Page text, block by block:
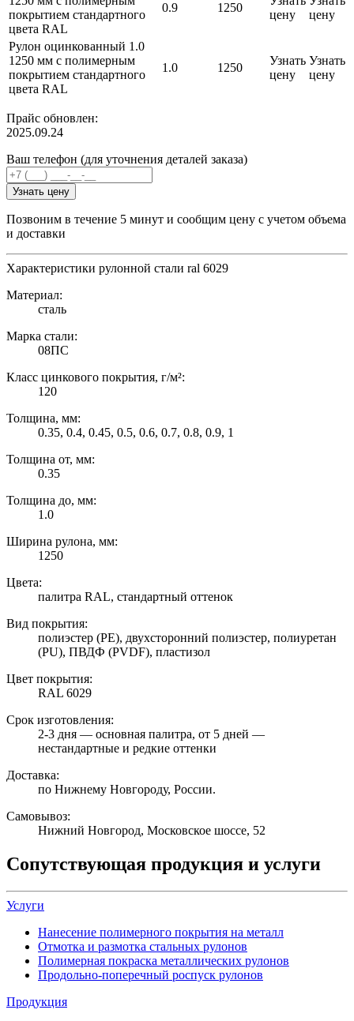
покрытием стандартного
цвета RAL
0.9 1250
цену
цену
Рулон оцинкованный 1.0
1250 мм с полимерным
покрытием стандартного
цвета RAL
1.0 1250
Узнать
цену
Узнать
цену
Прайс обновлен:
2025.09.24
Ваш телефон (для уточнения деталей заказа)
Узнать цену
Позвоним в течение 5 минут и сообщим цену с учетом объема
и доставки
Характеристики рулонной стали ral 6029
Материал:
сталь
Марка стали:
08ПС
Класс цинкового покрытия, г/м²:
120
Толщина, мм:
0.35, 0.4, 0.45, 0.5, 0.6, 0.7, 0.8, 0.9, 1
Толщина от, мм:
0.35
Толщина до, мм:
1.0
Ширина рулона, мм:
1250
Цвета:
палитра RAL, стандартный оттенок
Вид покрытия:
полиэстер (PE), двухсторонний полиэстер, полиуретан
(PU), ПВДФ (PVDF), пластизол
Цвет покрытия:
RAL 6029
Срок изготовления:
2-3 дня — основная палитра, от 5 дней —
нестандартные и редкие оттенки
Доставка:
по Нижнему Новгороду, России.
Самовывоз:
Нижний Новгород, Московское шоссе, 52
Сопутствующая продукция и услуги
Услуги
Нанесение полимерного покрытия на металл
Отмотка и размотка стальных рулонов
Полимерная покраска металлических рулонов
Продольно-поперечный роспуск рулонов
Продукция